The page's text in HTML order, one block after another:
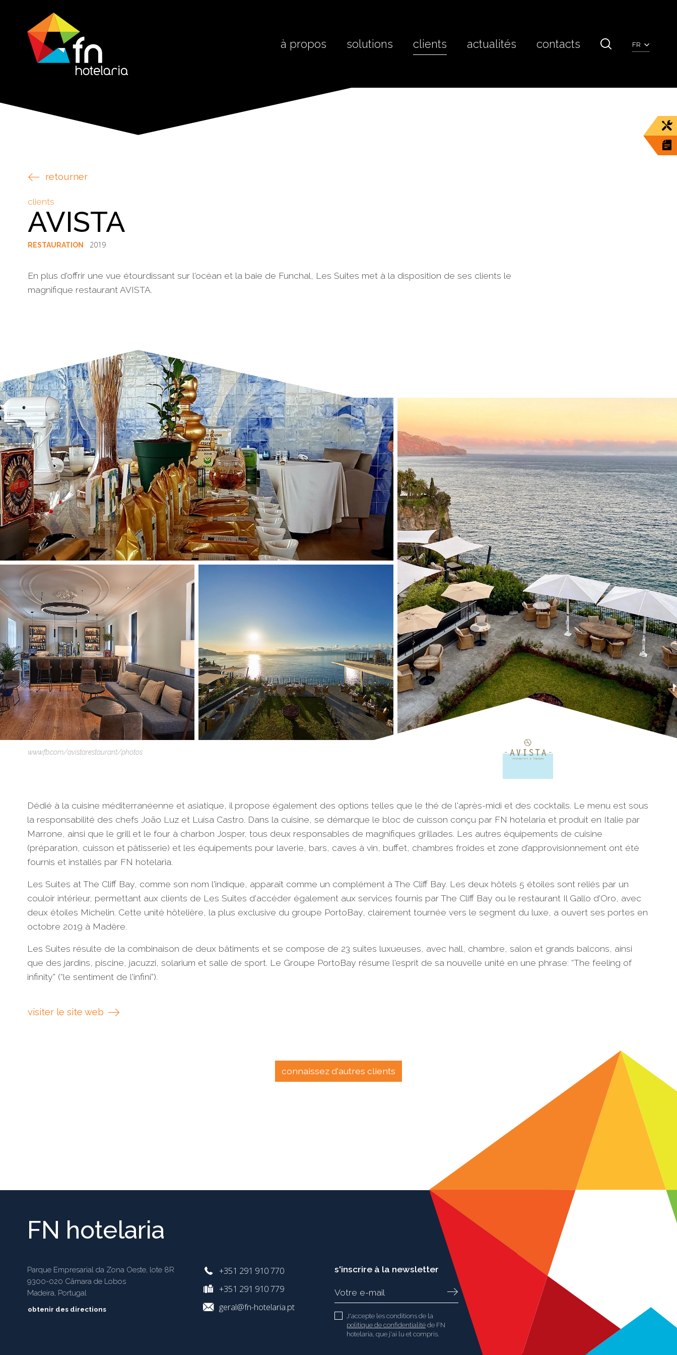
à propos solutions clients actualités contacts FR
retourner
clients
AVISTA
RESTAURATION 2019
En plus d'offrir une vue étourdissant sur l'océan et la baie de Funchal, Les Suites met à la disposition de ses clients le
magnifique restaurant AVISTA.
www.fb.com/avistarestaurant/photos
Dédié à la cuisine méditerranéenne et asiatique, il propose également des options telles que le thé de l'après-midi et des cocktails. Le menu est sous
la responsabilité des chefs João Luz et Luísa Castro. Dans la cuisine, se démarque le bloc de cuisson conçu par FN hotelaria et produit en Italie par
Marrone, ainsi que le grill et le four à charbon Josper, tous deux responsables de magnifiques grillades. Les autres équipements de cuisine
(préparation, cuisson et pâtisserie) et les équipements pour laverie, bars, caves à vin, buffet, chambres froides et zone d’approvisionnement ont été
fournis et installés par FN hotelaria.
Les Suites at The Cliff Bay, comme son nom l'indique, apparaît comme un complément à The Cliff Bay. Les deux hôtels 5 étoiles sont reliés par un
couloir intérieur, permettant aux clients de Les Suites d'accéder également aux services fournis par The Cliff Bay ou le restaurant Il Gallo d'Oro, avec
deux étoiles Michelin. Cette unité hôtelière, la plus exclusive du groupe PortoBay, clairement tournée vers le segment du luxe, a ouvert ses portes en
octobre 2019 à Madère.
Les Suites résulte de la combinaison de deux bâtiments et se compose de 23 suites luxueuses, avec hall, chambre, salon et grands balcons, ainsi
que des jardins, piscine, jacuzzi, solarium et salle de sport. Le Groupe PortoBay résume l'esprit de sa nouvelle unité en une phrase: “The feeling of
infinity” (“le sentiment de l'infini”).
visiter le site web
connaissez d'autres clients
FN hotelaria
Parque Empresarial da Zona Oeste, lote 8R
9300-020 Câmara de Lobos
Madeira, Portugal
obtenir des directions
+351 291 910 770
+351 291 910 779
geral@fn-hotelaria.pt
s'inscrire à la newsletter
J'accepte les conditions de la
politique de confidentialitéde FN
hotelaria, que j'ai lu et compris.